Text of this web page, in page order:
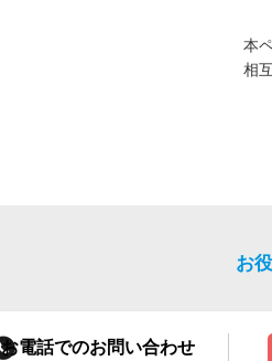
本
相
お
お電話でのお問い合わせ